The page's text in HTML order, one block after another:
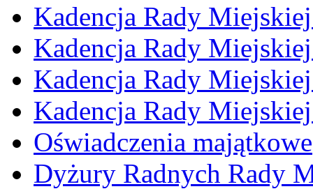
Kadencja Rady
Kadencja Rady
Kadencja Rady
Kadencja Rady
Oświadczenia majątkowe
Dyżury Radnych Rady